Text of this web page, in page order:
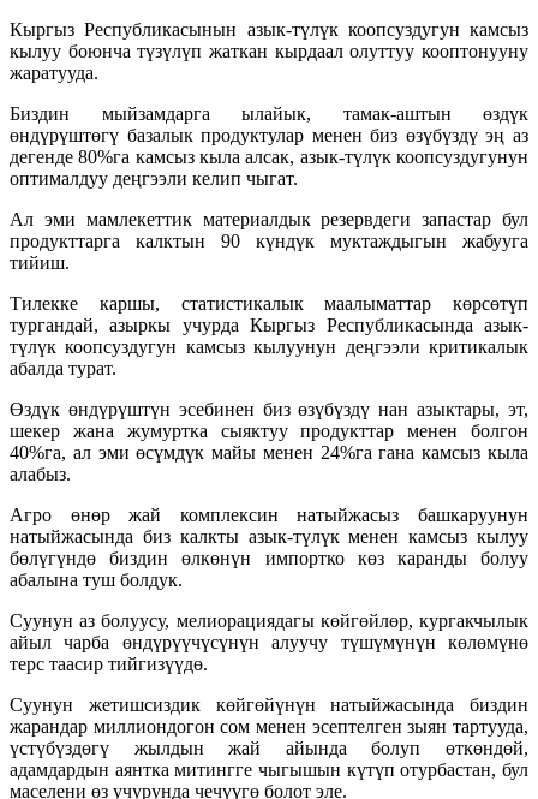
Кыргыз Республикасынын азык-түлүк коопсуздугун камсыз
кылуу боюнча түзүлүп жаткан кырдаал олуттуу кооптонууну
жаратууда.
Биздин мыйзамдарга ылайык, тамак-аштын өздүк
өндүрүштөгү базалык продуктулар менен биз өзүбүздү эң аз
дегенде 80%га камсыз кыла алсак, азык-түлүк коопсуздугунун
оптималдуу деңгээли келип чыгат.
Ал эми мамлекеттик материалдык резервдеги запастар бул
продукттарга калктын 90 күндүк муктаждыгын жабууга
тийиш.
Тилекке каршы, статистикалык маалыматтар көрсөтүп
тургандай, азыркы учурда Кыргыз Республикасында азык-
түлүк коопсуздугун камсыз кылуунун деңгээли критикалык
абалда турат.
Өздүк өндүрүштүн эсебинен биз өзүбүздү нан азыктары, эт,
шекер жана жумуртка сыяктуу продукттар менен болгон
40%га, ал эми өсүмдүк майы менен 24%га гана камсыз кыла
алабыз.
Агро өнөр жай комплексин натыйжасыз башкаруунун
натыйжасында биз калкты азык-түлүк менен камсыз кылуу
бөлүгүндө биздин өлкөнүн импортко көз каранды болуу
абалына туш болдук.
Суунун аз болуусу, мелиорациядагы көйгөйлөр, кургакчылык
айыл чарба өндүрүүчүсүнүн алуучу түшүмүнүн көлөмүнө
терс таасир тийгизүүдө.
Суунун жетишсиздик көйгөйүнүн натыйжасында биздин
жарандар миллиондогон сом менен эсептелген зыян тартууда,
үстүбүздөгү жылдын жай айында болуп өткөндөй,
адамдардын аянтка митингге чыгышын күтүп отурбастан, бул
маселени өз учурунда чечүүгө болот эле.